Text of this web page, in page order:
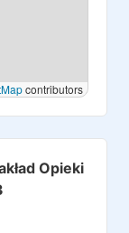
contributors
Opieki